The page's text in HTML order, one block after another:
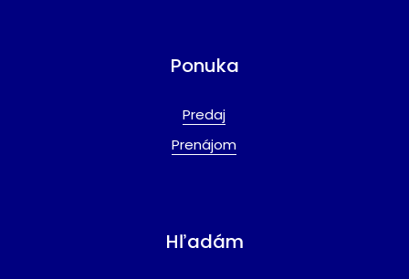
Ponuka
Predaj
Prenájom
Hľadám